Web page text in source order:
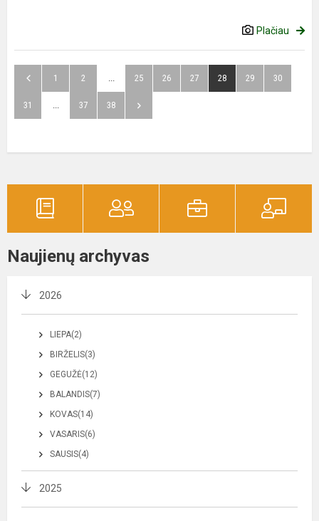
Plačiau
1 2 ... 25 26 27 28 29 30
31 ... 37 38
Naujienų archyvas
2026
LIEPA(2)
BIRŽELIS(3)
GEGUŽĖ(12)
BALANDIS(7)
KOVAS(14)
VASARIS(6)
SAUSIS(4)
2025